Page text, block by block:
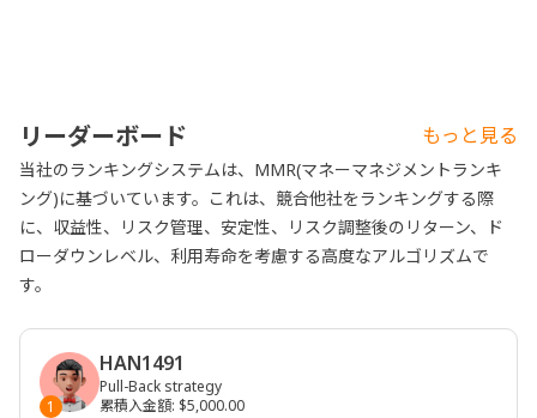
リーダーボード もっと見る
当社のランキングシステムは、MMR(マネーマネジメントランキ
ング)に基づいています。これは、競合他社をランキングする際
に、収益性、リスク管理、安定性、リスク調整後のリターン、ド
ローダウンレベル、利用寿命を考慮する高度なアルゴリズムで
す。
1
HAN1491
Pull-Back strategy
累積入金額: $5,000.00